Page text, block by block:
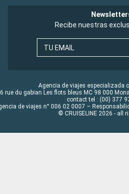
Recibe nuestras
TU EMAIL
Agencia de viajes especializada
rue du gabian Les flots bleus MC 98 000
contact tel : (00) 377
de viajes n° 006 02 0007 –
© CRUISELINE 2026 - all